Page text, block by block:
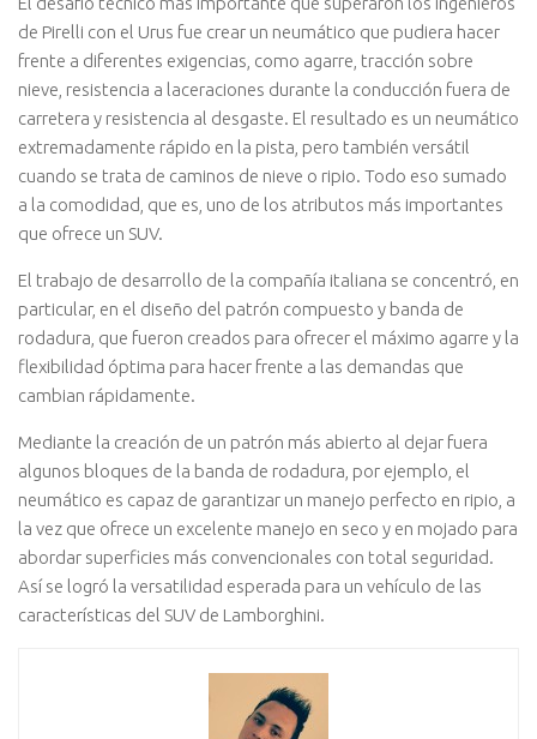
de Pirelli con el Urus fue crear un neumático que pudiera hacer
frente a diferentes exigencias, como agarre, tracción sobre
nieve, resistencia a laceraciones durante la conducción fuera de
carretera y resistencia al desgaste. El resultado es un neumático
extremadamente rápido en la pista, pero también versátil
cuando se trata de caminos de nieve o ripio. Todo eso sumado
a la comodidad, que es, uno de los atributos más importantes
que ofrece un SUV.
El trabajo de desarrollo de la compañía italiana se concentró, en
particular, en el diseño del patrón compuesto y banda de
rodadura, que fueron creados para ofrecer el máximo agarre y la
flexibilidad óptima para hacer frente a las demandas que
cambian rápidamente.
Mediante la creación de un patrón más abierto al dejar fuera
algunos bloques de la banda de rodadura, por ejemplo, el
neumático es capaz de garantizar un manejo perfecto en ripio, a
la vez que ofrece un excelente manejo en seco y en mojado para
abordar superficies más convencionales con total seguridad.
Así se logró la versatilidad esperada para un vehículo de las
características del SUV de Lamborghini.